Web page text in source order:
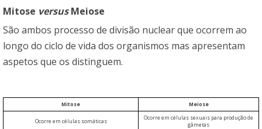
Mitose versusMeiose
São ambos processo de divisão nuclear que ocorrem ao
longo do ciclo de vida dos organismos mas apresentam
aspetos que os distinguem.
Mitose Meiose
Ocorre em células somáticas
Ocorre em células sexuais para produção de
gâmetas